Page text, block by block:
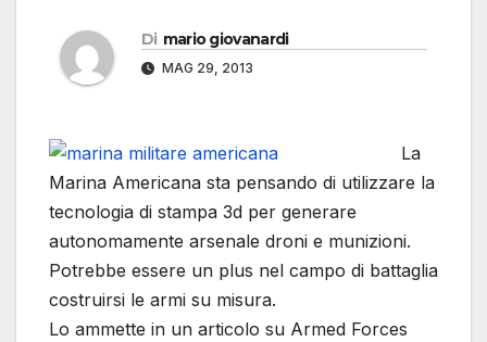
Di mario giovanardi
MAG 29, 2013
La
Marina Americana sta pensando di utilizzare la
tecnologia di stampa 3d per generare
autonomamente arsenale droni e munizioni.
Potrebbe essere un plus nel campo di battaglia
costruirsi le armi su misura.
Lo ammette in un articolo su Armed Forces